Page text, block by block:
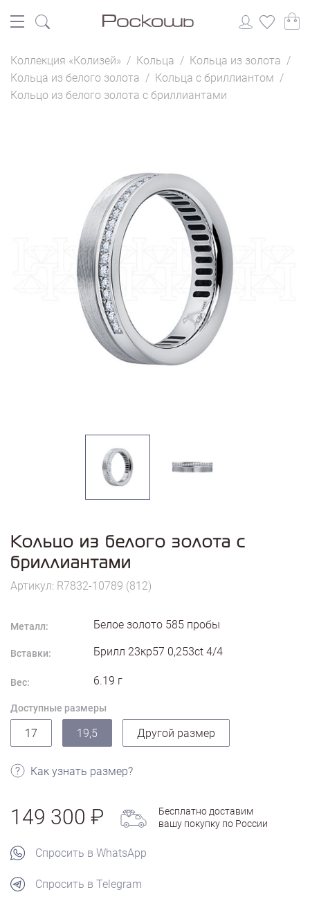
Коллекция «Колизей» / Кольца / Кольца из золота /
Кольца из белого золота / Кольца с бриллиантом /
Кольцо из белого золота с бриллиантами
Кольцо из белого золота с
бриллиантами
Артикул: R7832-10789 (812)
Металл: Белое золото 585 пробы
Вставки: Брилл 23кр57 0,253ct 4/4
Вес: 6.19 г
Доступные размеры
17 19,5 Другой размер
Как узнать размер?
149 300
Бесплатно доставим
вашу покупку по России
Спросить в WhatsApp
Спросить в Telegram